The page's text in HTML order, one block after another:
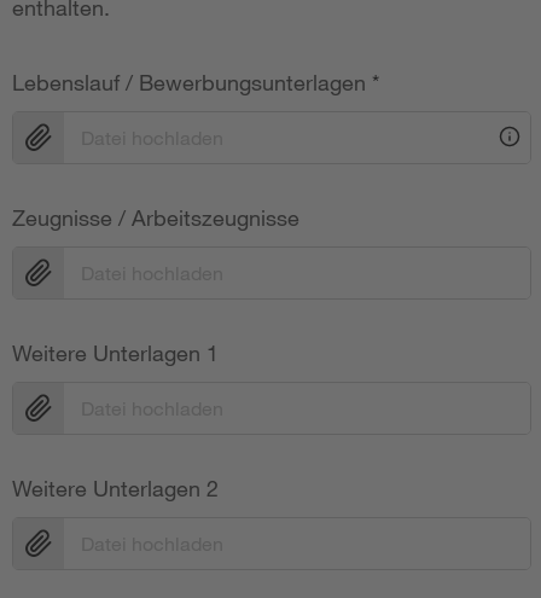
enthalten.
Lebenslauf / Bewerbungsunterlagen *
Zeugnisse / Arbeitszeugnisse
Weitere Unterlagen 1
Weitere Unterlagen 2